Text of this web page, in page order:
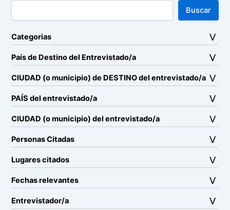
Buscar
Categorias
País de Destino del Entrevistado/a
CIUDAD (o municipio) de DESTINO del entrevistado/a
PAÍS del entrevistado/a
CIUDAD (o municipio) del entrevistado/a
Personas Citadas
Lugares citados
Fechas relevantes
Entrevistador/a